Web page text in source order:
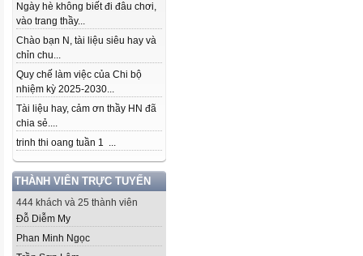
Ngày hè không biết đi đâu chơi,
vào trang thầy...
Chào bạn N, tài liệu siêu hay và
chỉn chu...
Quy chế làm việc của Chi bộ
nhiệm kỳ 2025-2030...
Tài liệu hay, cảm ơn thầy HN đã
chia sẻ....
trinh thi oang tuần 1 ...
THÀNH VIÊN TRỰC TUYẾN
444 khách và 25 thành viên
Đỗ Diễm My
Phan Minh Ngọc